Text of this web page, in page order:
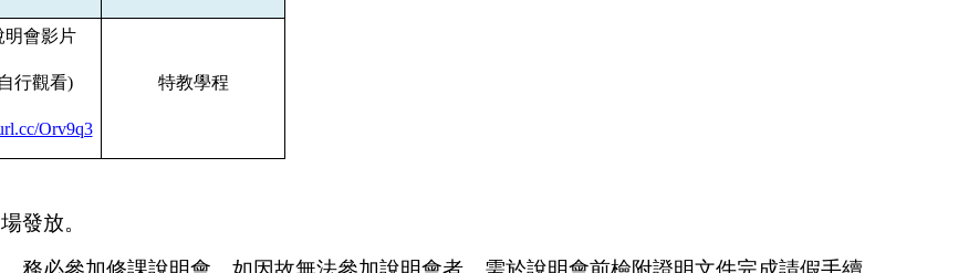
明會影片
行觀看)
Orv9q3
特教學程
發放。